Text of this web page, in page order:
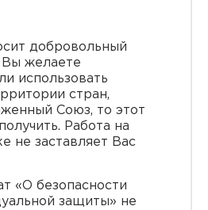
добровольный
Вы желаете
использовать
стран,
Союз, то этот
Работа на
не заставляет Вас
«О безопасности
защиты» не